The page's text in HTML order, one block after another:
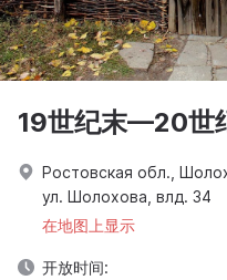
19世纪末—20世
Ростовская обл.,
ул. Шолохова, влд. 34
在地图上显示
开放时间: